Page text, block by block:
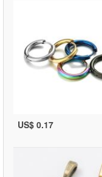
US$ 0.17